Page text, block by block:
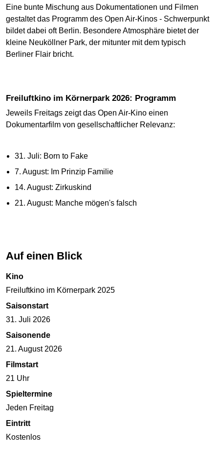
Eine bunte Mischung aus Dokumentationen und Filmen
gestaltet das Programm des Open Air-Kinos - Schwerpunkt
bildet dabei oft Berlin. Besondere Atmosphäre bietet der
kleine Neuköllner Park, der mitunter mit dem typisch
Berliner Flair bricht.
Freiluftkino im Körnerpark 2026: Programm
Jeweils Freitags zeigt das Open Air-Kino einen
Dokumentarfilm von gesellschaftlicher Relevanz:
31. Juli: Born to Fake
7. August: Im Prinzip Familie
14. August: Zirkuskind
21. August: Manche mögen's falsch
Auf einen Blick
Kino
Freiluftkino im Körnerpark 2025
Saisonstart
31. Juli 2026
Saisonende
21. August 2026
Filmstart
21 Uhr
Spieltermine
Jeden Freitag
Eintritt
Kostenlos